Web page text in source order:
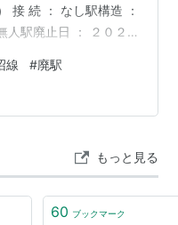
接 続 ： なし駅構造 ：
人駅廃止日 ： ２０２
舎ランキング参加中
キング参加中旅行
線 #廃駅
もっと見る
60 ブックマーク